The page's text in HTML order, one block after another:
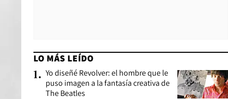
LO MÁS LEÍDO
1. Yo diseñé Revolver: el hombre que le
puso imagen a la fantasía creativa de
The Beatles